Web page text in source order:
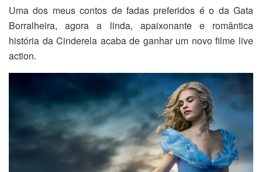
Uma dos meus contos de fadas preferidos é o da Gata
Borralheira, agora a linda, apaixonante e romântica
história da Cinderela acaba de ganhar um novo filme live
action.